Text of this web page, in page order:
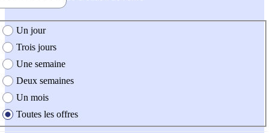
création de l'offre
Un jour
Trois jours
Une semaine
Deux semaines
Un mois
Toutes les offres